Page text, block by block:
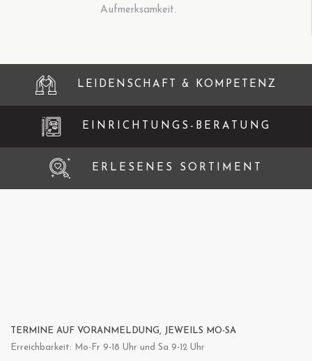
Aufmerksamkeit.
LEIDENSCHAFT & KOMPETENZ
EINRICHTUNGS-BERATUNG
ERLESENES SORTIMENT
TERMINE AUF VORANMELDUNG, JEWEILS MO-SA
Erreichbarkeit: Mo-Fr 9-18 Uhr und Sa 9-12 Uhr